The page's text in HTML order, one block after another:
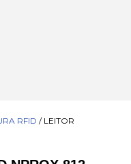
RFID / LEITOR